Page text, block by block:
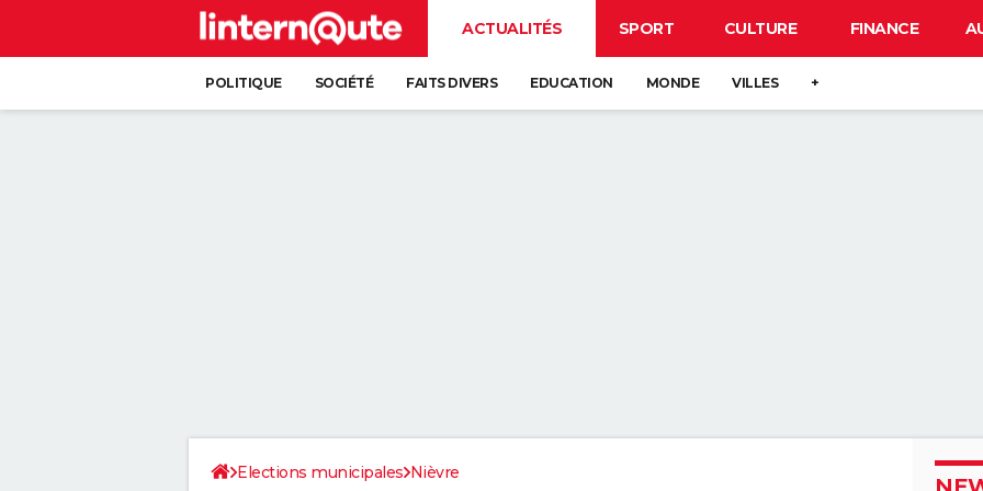
ACTUALITÉS SPORT CULTURE FINANCE
POLITIQUE SOCIÉTÉ FAITS DIVERS EDUCATION MONDE VILLES +
Elections municipales Nièvre